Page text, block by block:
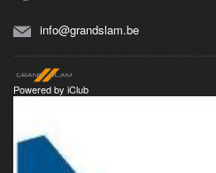
info@grandslam.be
Powered by iClub